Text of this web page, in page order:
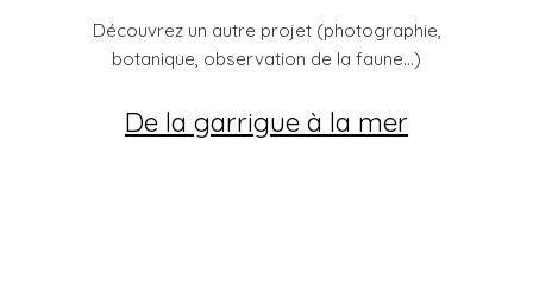
Découvrez un autre projet (photographie,
botanique, observation de la faune...)
De la garrigue à la mer